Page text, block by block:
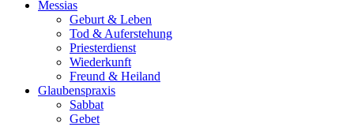
Messias
Geburt & Leben
Tod & Auferstehung
Priesterdienst
Wiederkunft
Freund & Heiland
Glaubenspraxis
Sabbat
Gebet